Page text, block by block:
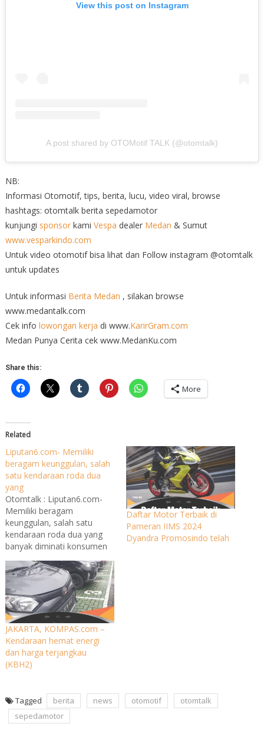
View this post on Instagram
A post shared by OTOMotif TALK (@otomtalk)
NB:
Informasi Otomotif, tips, berita, lucu, video viral, browse
hashtags: otomtalk berita sepedamotor
kunjungi sponsorkami Vespa dealer Medan & Sumut
www.vesparkindo.com
Untuk video otomotif bisa lihat dan Follow instagram @otomtalk
untuk updates
Untuk informasi Berita Medan , silakan browse
www.medantalk.com
Cek info lowongan kerja di www.KarirGram.com
Medan Punya Cerita cek www.MedanKu.com
Share this:
More
Related
Liputan6.com- Memiliki
beragam keunggulan, salah
satu kendaraan roda dua
yang
Otomtalk : Liputan6.com-
Memiliki beragam
keunggulan, salah satu
kendaraan roda dua yang
banyak diminati konsumen
Tanah Air ialah motor trail.
Hal ini dibuktikan dengan
banyaknya Agen Pemegang
Merek (APM) yang
menghadirkan motor jenis
ini. Selain digunakan untuk
berpetualang, motor trail
juga banyak digunakan
sebagai kendaraan sehari-
hari. Dalam tulisan kali ini,…
Daftar Motor Terbaik di
Pameran IIMS 2024
Dyandra Promosindo telah
JAKARTA, KOMPAS.com –
Kendaraan hemat energi
dan harga terjangkau
(KBH2)
Tagged berita news otomotif
otomtalk
sepedamotor